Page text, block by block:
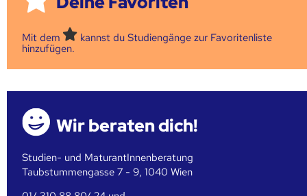
Mit dem
kannst du Studiengänge zur Favoritenliste
hinzufügen.
Wir beraten dich!
Studien- und MaturantInnenberatung
Taubstummengasse 7 - 9, 1040 Wien